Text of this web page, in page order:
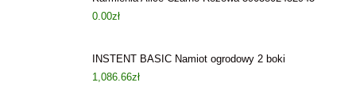
0.00zł
INSTENT BASIC Namiot ogrodowy 2 boki
1,086.66zł